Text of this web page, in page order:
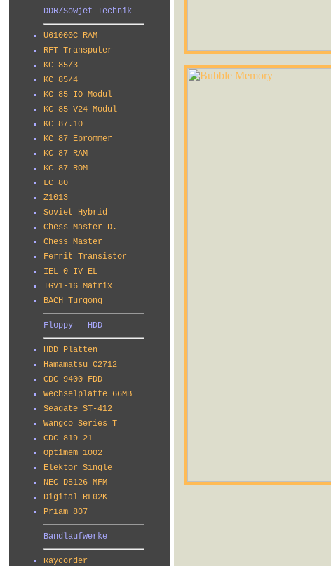
DDR/Sowjet-Technik
U61000C RAM
RFT Transputer
KC 85/3
KC 85/4
KC 85 IO Modul
KC 85 V24 Modul
KC 87.10
KC 87 Eprommer
KC 87 RAM
KC 87 ROM
LC 80
Z1013
Soviet Hybrid
Chess Master D.
Chess Master
Ferrit Transistor
IEL-0-IV EL
IGV1-16 Matrix
BACH Türgong
Floppy - HDD
HDD Platten
Hamamatsu C2712
CDC 9400 FDD
Wechselplatte 66MB
Seagate ST-412
Wangco Series T
CDC 819-21
Optimem 1002
Elektor Single
NEC D5126 MFM
Digital RL02K
Priam 807
Bandlaufwerke
Raycorder